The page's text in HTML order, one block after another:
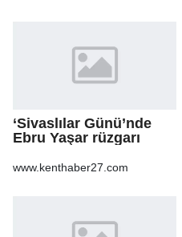
‘Sivaslılar Günü’nde
Ebru Yaşar rüzgarı
www.kenthaber27.com